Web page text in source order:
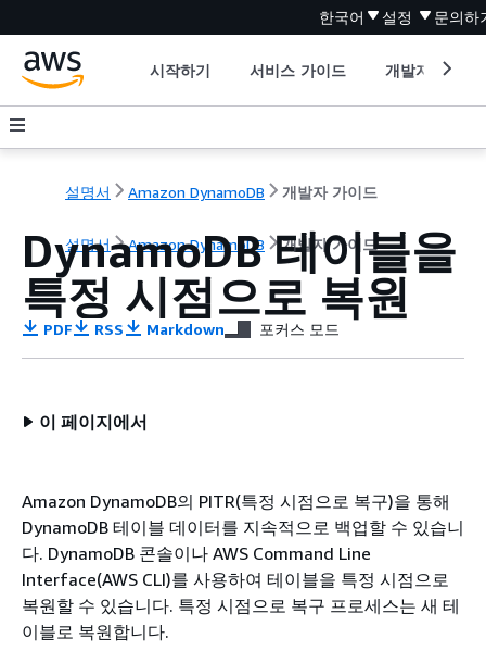
한국어 설정 문의하
시작하기 서비스 가이드 개발자 도구
설명서 Amazon DynamoDB 개발자 가이드
설명서 Amazon DynamoDB 개발자 가이드
DynamoDB 테이블을
특정 시점으로 복원
PDF RSS Markdown 포커스 모드
이 페이지에서
Amazon DynamoDB의 PITR(특정 시점으로 복구)을 통해
DynamoDB 테이블 데이터를 지속적으로 백업할 수 있습니
다. DynamoDB 콘솔이나 AWS Command Line
Interface(AWS CLI)를 사용하여 테이블을 특정 시점으로
복원할 수 있습니다. 특정 시점으로 복구 프로세스는 새 테
이블로 복원합니다.